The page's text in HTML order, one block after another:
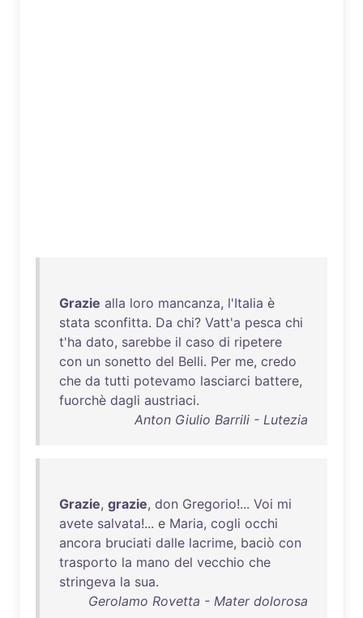
Grazie alla loro mancanza, l'Italia è
stata sconfitta. Da chi? Vatt'a pesca chi
t'ha dato, sarebbe il caso di ripetere
con un sonetto del Belli. Per me, credo
che da tutti potevamo lasciarci battere,
fuorchè dagli austriaci.
Anton Giulio Barrili - Lutezia
Grazie, grazie, don Gregorio!... Voi mi
avete salvata!... e Maria, cogli occhi
ancora bruciati dalle lacrime, baciò con
trasporto la mano del vecchio che
stringeva la sua.
Gerolamo Rovetta - Mater dolorosa